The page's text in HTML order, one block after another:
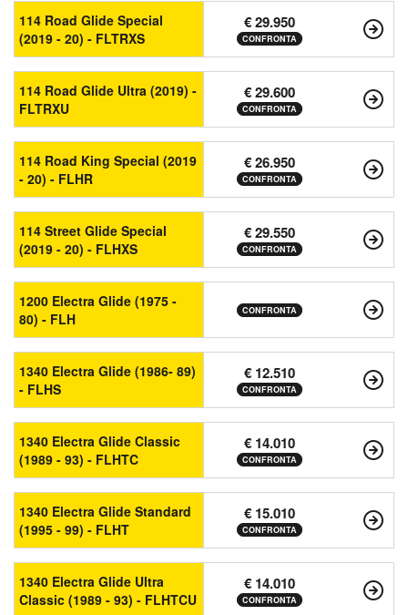
114 Road Glide Special
(2019 - 20) - FLTRXS
€ 29.950
CONFRONTA
114 Road Glide Ultra (2019) -
FLTRXU
€ 29.600
CONFRONTA
114 Road King Special (2019
- 20) - FLHR
€ 26.950
CONFRONTA
114 Street Glide Special
(2019 - 20) - FLHXS
€ 29.550
CONFRONTA
1200 Electra Glide (1975 -
80) - FLH
CONFRONTA
1340 Electra Glide (1986- 89)
- FLHS
€ 12.510
CONFRONTA
1340 Electra Glide Classic
(1989 - 93) - FLHTC
€ 14.010
CONFRONTA
1340 Electra Glide Standard
(1995 - 99) - FLHT
€ 15.010
CONFRONTA
1340 Electra Glide Ultra
Classic (1989 - 93) - FLHTCU
€ 14.010
CONFRONTA